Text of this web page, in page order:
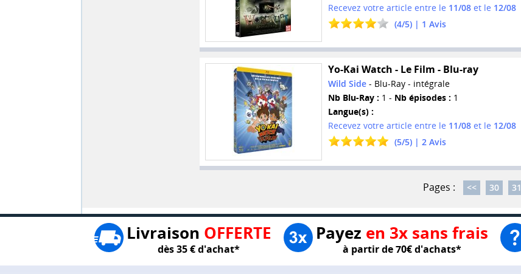
Recevez votre article entre le 11/08et le 12/08
(4/5) | 1 Avis
Yo-Kai Watch - Le Film - Blu-ray
Wild Side- Blu-Ray - intégrale
Nb Blu-Ray : 1 - Nb épisodes : 1
Langue(s) :
Recevez votre article entre le 11/08et le 12/08
(5/5) | 2Avis
Pages : << 30 31
Livraison OFFERTE
dès 35 € d'achat*
Payez en 3x sans frais
à partir de 70€ d'achats*